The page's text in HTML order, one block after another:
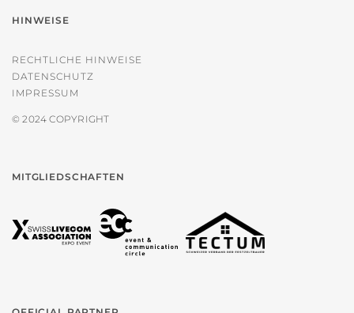
HINWEISE
RECHTLICHE HINWEISE
DATENSCHUTZ
IMPRESSUM
© 2024 COPYRIGHT
MITGLIEDSCHAFTEN